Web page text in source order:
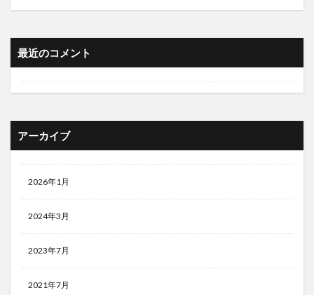
最近のコメント
アーカイブ
2026年1月
2024年3月
2023年7月
2021年7月